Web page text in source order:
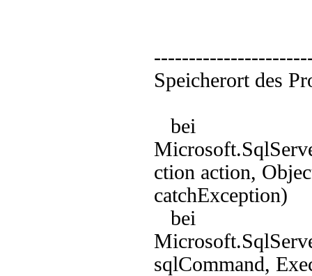
Speicherort des
bei
ction action,
catchException)
bei
sqlCommand,